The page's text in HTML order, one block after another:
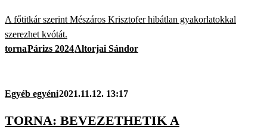
A főtitkár szerint Mészáros Krisztofer hibátlan gyakorlatokkal
szerezhet kvótát.
tornaPárizs 2024Altorjai Sándor
Egyéb egyéni2021.11.12. 13:17
TORNA: BEVEZETHETIK A